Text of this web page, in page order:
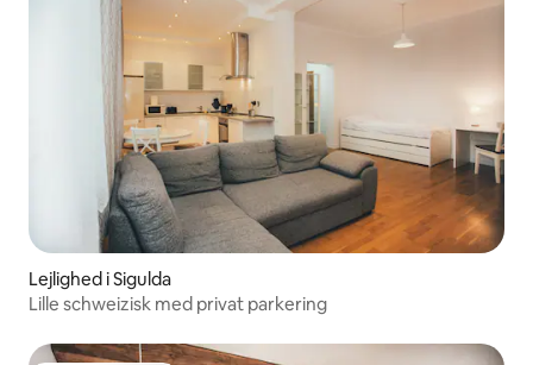
Lejlighed i Sigulda
Lille schweizisk med privat parkering